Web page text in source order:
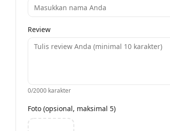
Review
0/2000 karakter
Foto (opsional, maksimal 5)